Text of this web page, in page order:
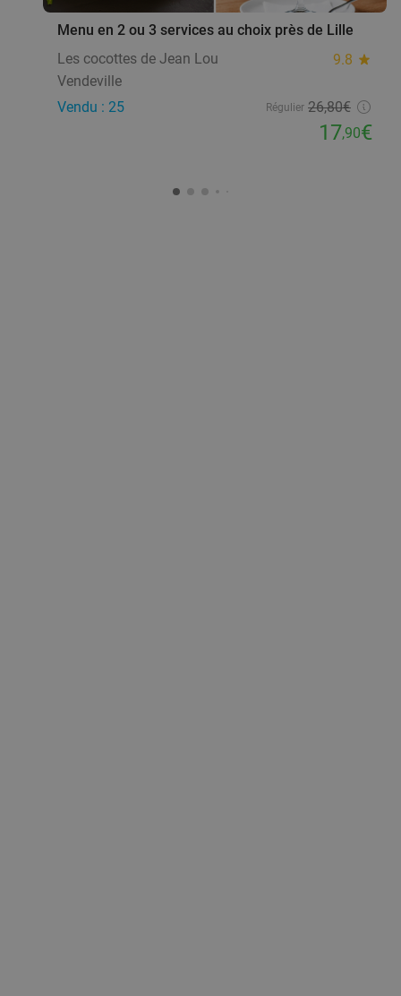
Menu en 2 ou 3 services au choix près de Lille
Les cocottes de Jean Lou
9.8 star
Vendeville
Vendu : 25
Régulier 26,80€
17,90€